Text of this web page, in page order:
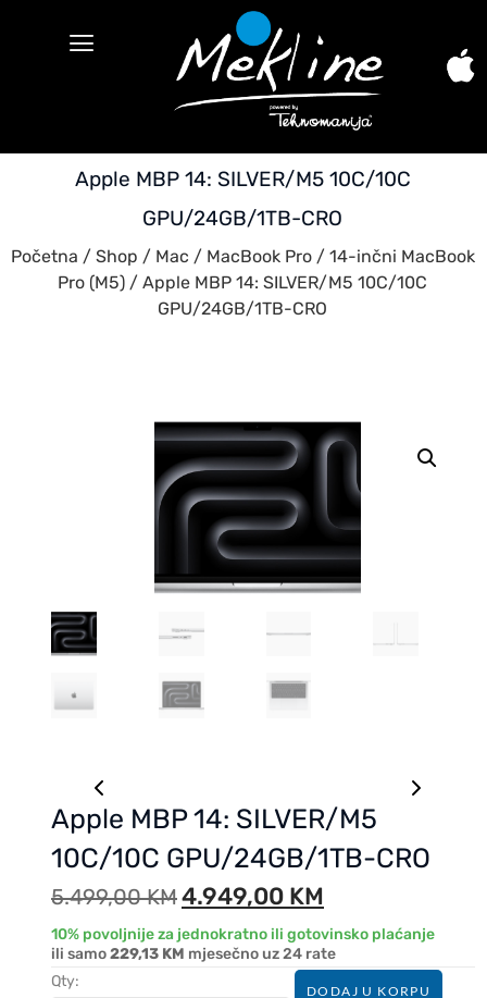
Apple MBP 14: SILVER/M5 10C/10C
GPU/24GB/1TB-CRO
Početna / Shop / Mac / MacBook Pro/ 14-inčni MacBook
Pro (M5) / Apple MBP 14: SILVER/M5 10C/10C
GPU/24GB/1TB-CRO
Apple MBP 14: SILVER/M5
10C/10C GPU/24GB/1TB-CRO
5.499,00KM4.949,00 KM
10% povoljnije za jednokratno ili gotovinsko plaćanje
ili samo229,13 KM mjesečno uz 24 rate
Qty:
DODAJ U KORPU